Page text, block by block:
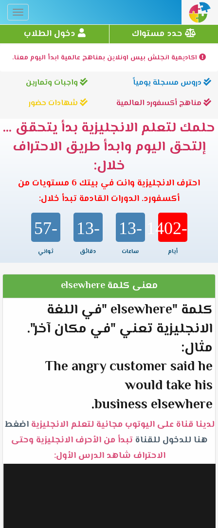
حدد مستواك دخول الطلاب
اكاديمية انجلش بيس اونلاين بمناهج عالمية ابدأ اليوم معنا.
دروس مسجلة يومياً
واجبات وتمارين
مناهج أكسفورد العالمية
شهادات حضور
حلمك لتعلم الانجليزية بدأ يتحقق ...
إلتحق اليوم وابدأ طريق الاحتراف
خلال:
احترف الانجليزية وانت في بيتك 6 مستويات من
أكسفورد. الدورات القادمة تبدأ خلال:
-1402
أيام
-13
ساعات
-13
دقائق
-57
ثواني
معنى كلمة elsewhere
كلمة "elsewhere "في اللغة
الانجليزية تعني "في مكان آخر".
مثال:
The angry customer said he
would take his
business elsewhere.
لدينا قناة على اليوتوب مجانية لتعلم الانجليزيةاضغط
هنا للدخول للقناة تبدأ من الأحرف الانجليزية وحتى
الاحتراف شاهد الدرس الأول: